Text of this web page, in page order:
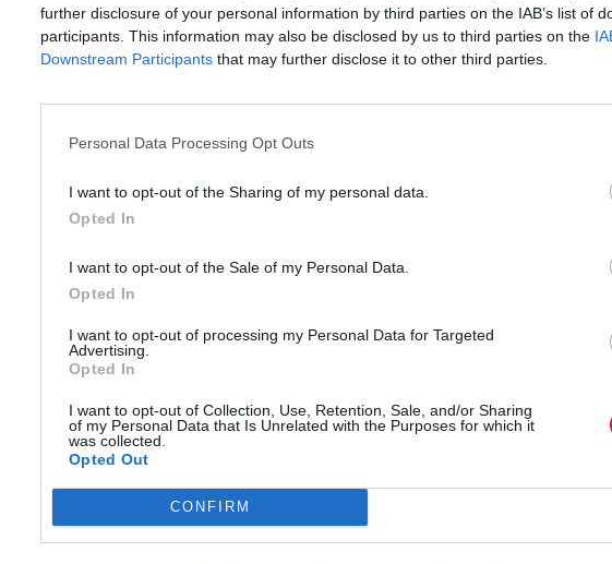
further disclosure of your personal information by third parties on the IAB’s list of
participants. This information may also be disclosed by us to third parties on the
Downstream Participants that may further disclose it to other third parties.
Personal Data Processing Opt Outs
I want to opt-out of the Sharing of my personal data.
Opted In
I want to opt-out of the Sale of my Personal Data.
Opted In
I want to opt-out of processing my Personal Data for Targeted
Advertising.
Opted In
I want to opt-out of Collection, Use, Retention, Sale, and/or Sharing
of my Personal Data that Is Unrelated with the Purposes for which it
was collected.
Opted Out
CONFIRM